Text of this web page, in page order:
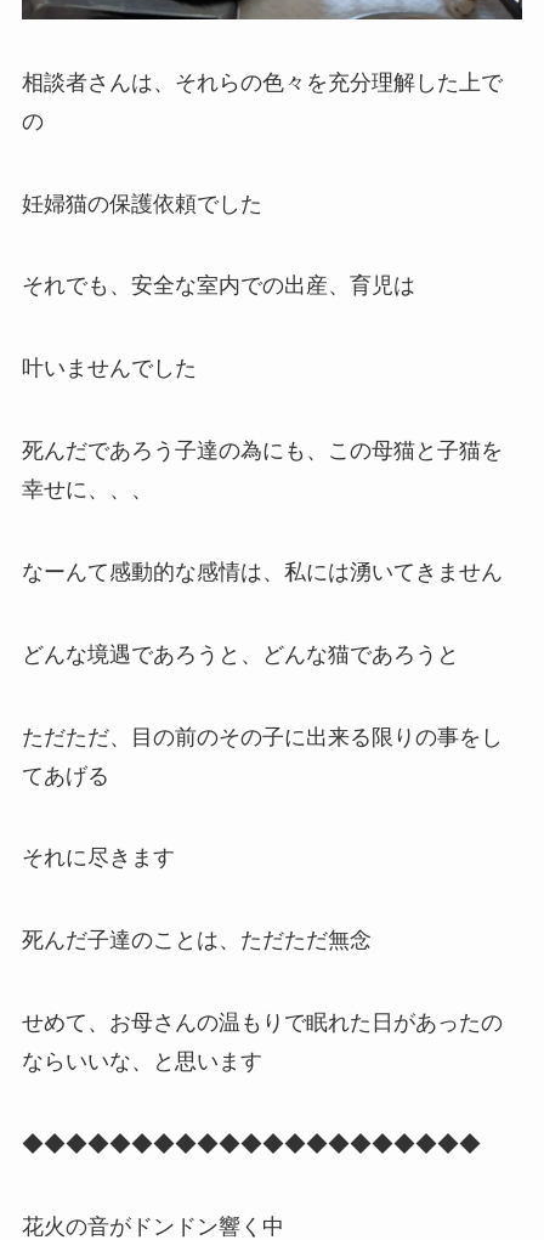
相談者さんは、それらの色々を充分理解した上で
の
妊婦猫の保護依頼でした
それでも、安全な室内での出産、育児は
叶いませんでした
死んだであろう子達の為にも、この母猫と子猫を
幸せに、、、
なーんて感動的な感情は、私には湧いてきません
どんな境遇であろうと、どんな猫であろうと
ただただ、目の前のその子に出来る限りの事をし
てあげる
それに尽きます
死んだ子達のことは、ただただ無念
せめて、お母さんの温もりで眠れた日があったの
ならいいな、と思います
◆◆◆◆◆◆◆◆◆◆◆◆◆◆◆◆◆◆◆◆◆
花火の音がドンドン響く中